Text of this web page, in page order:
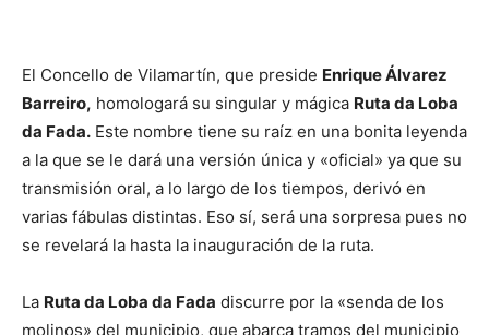
El Concello de Vilamartín, que preside Enrique Álvarez
Barreiro, homologará su singular y mágica Ruta da Loba
da Fada. Este nombre tiene su raíz en una bonita leyenda
a la que se le dará una versión única y «oficial» ya que su
transmisión oral, a lo largo de los tiempos, derivó en
varias fábulas distintas. Eso sí, será una sorpresa pues no
se revelará la hasta la inauguración de la ruta.
La Ruta da Loba da Fada discurre por la «senda de los
molinos» del municipio, que abarca tramos del municipio